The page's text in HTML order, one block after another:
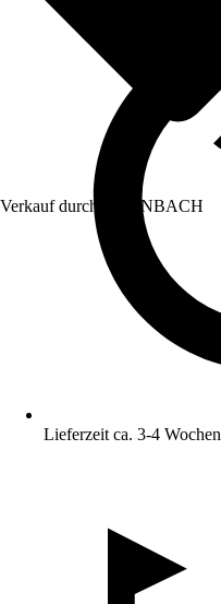
Verkauf durch: HORNBACH
Lieferzeit ca. 3-4 Wochen